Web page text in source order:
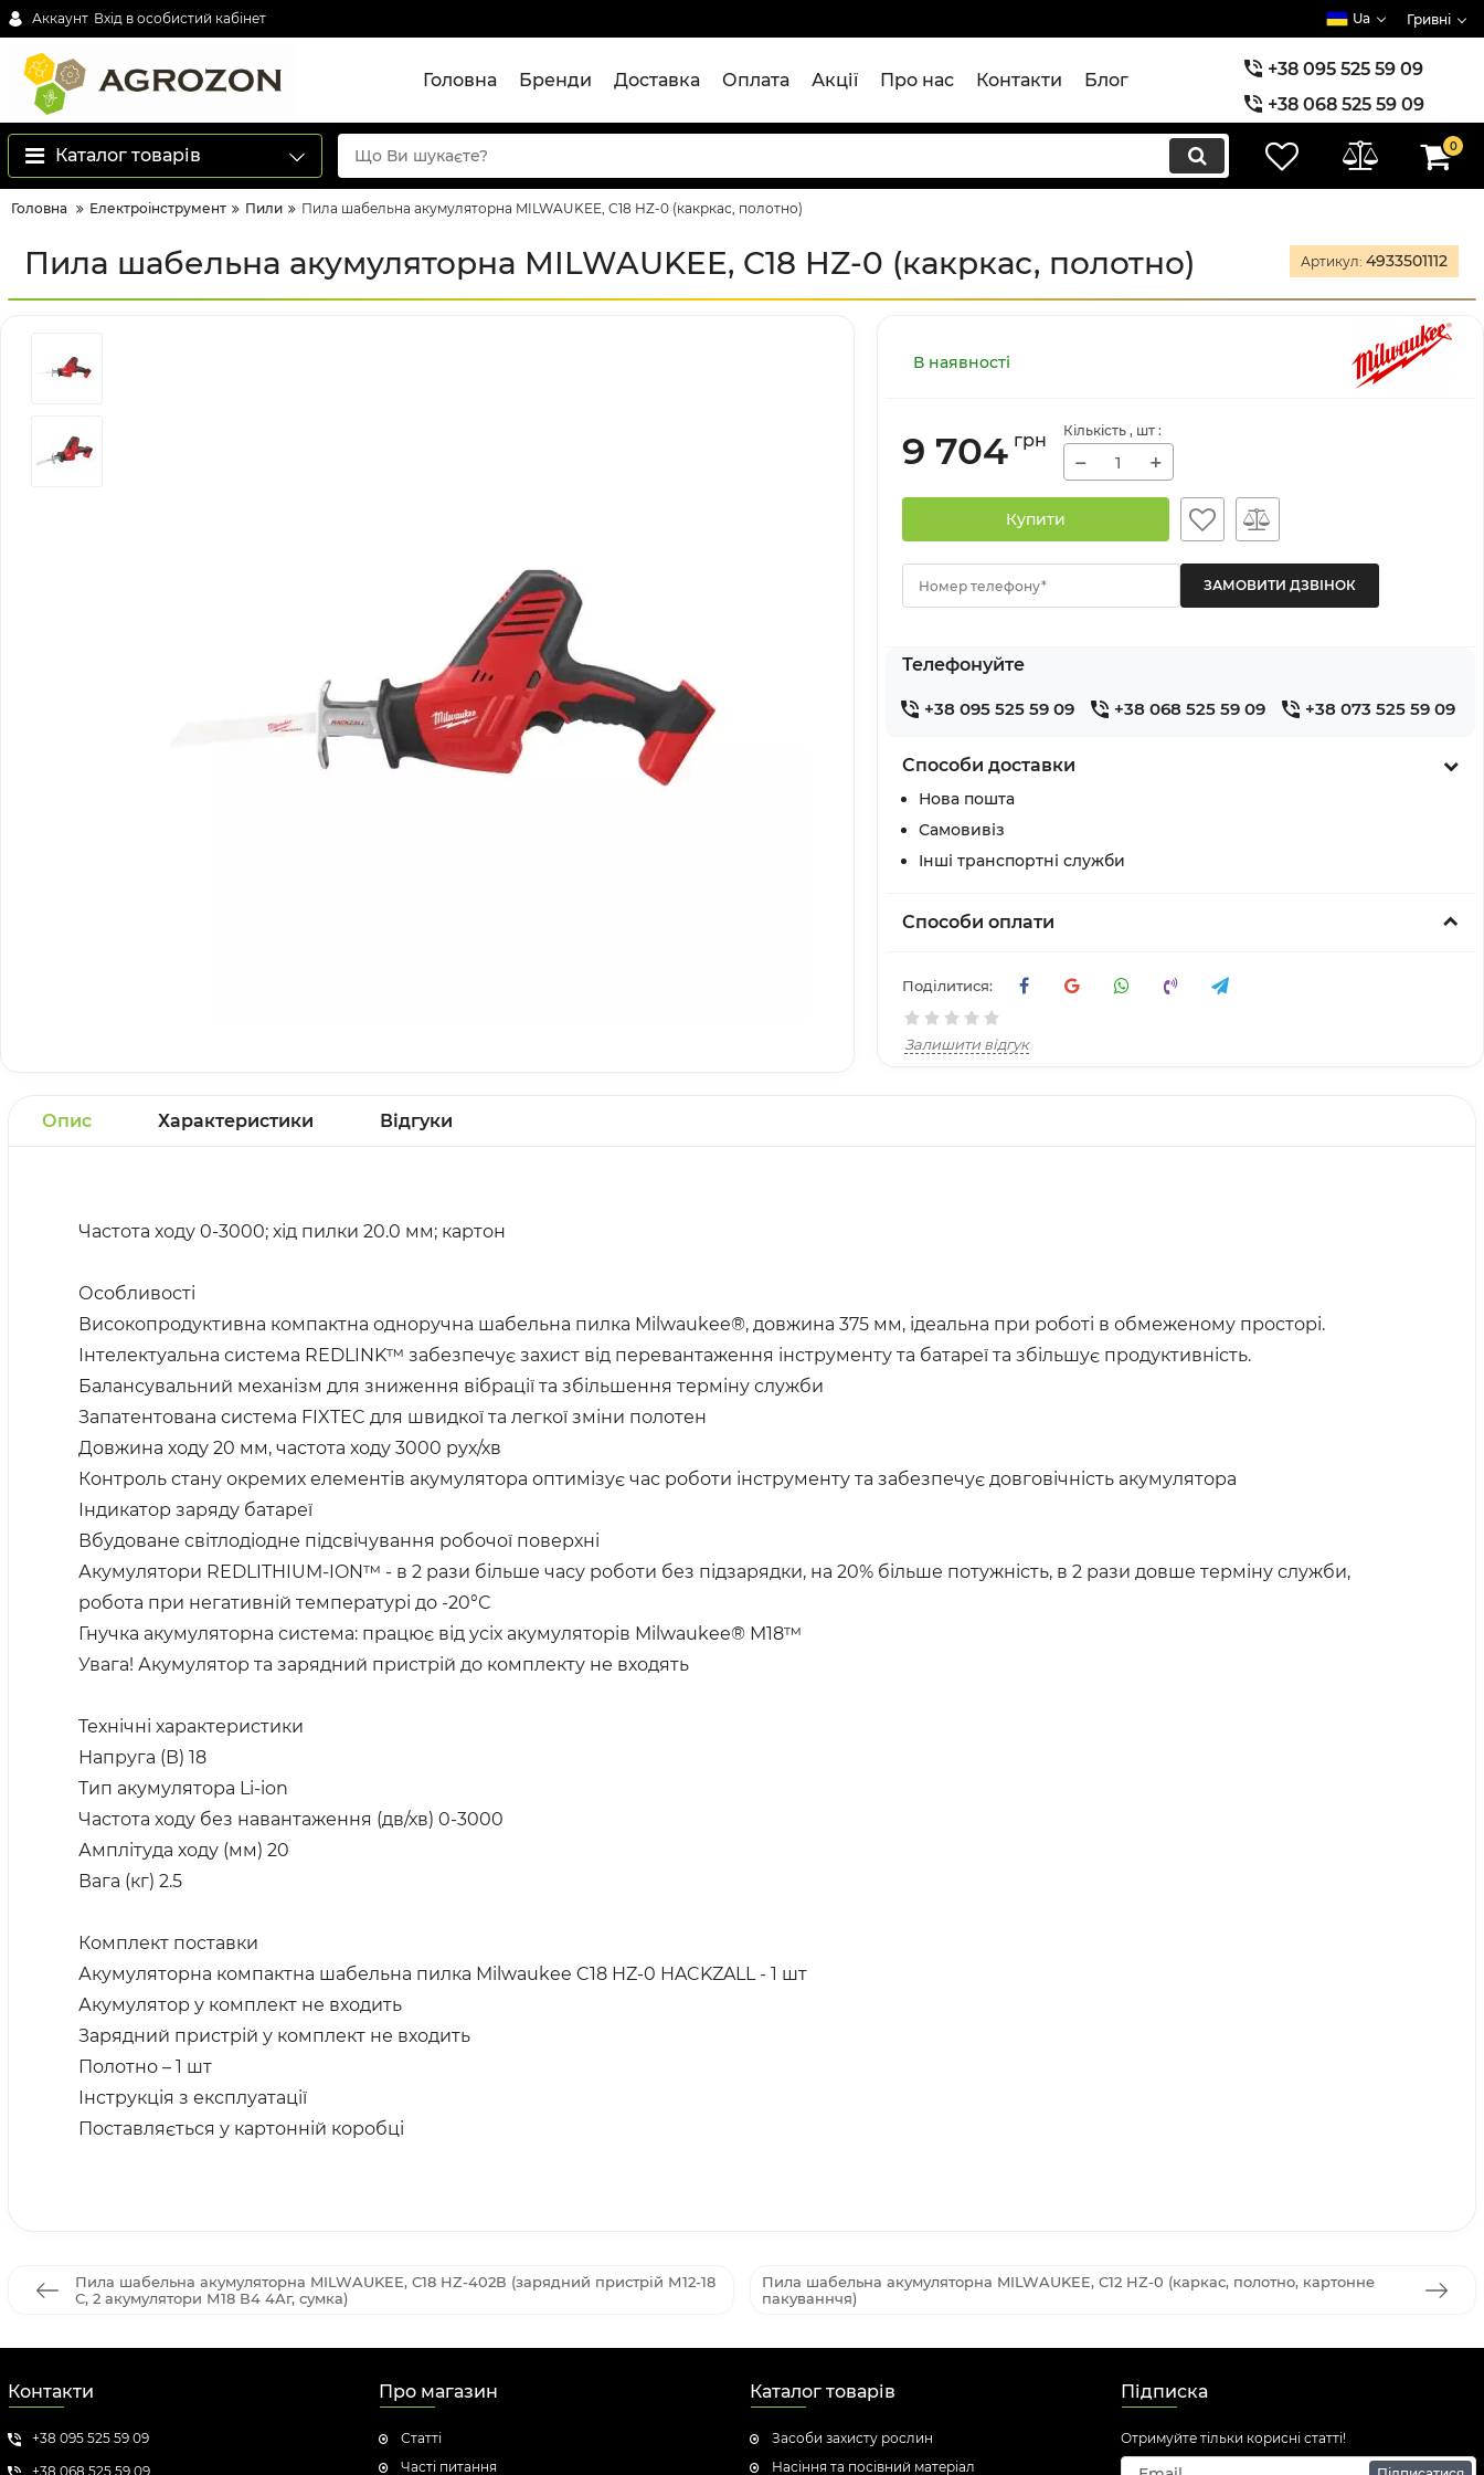
Аккаунт Вхід в особистий кабінет Ua Гривні
Головна Бренди Доставка Оплата Акції Про нас Контакти Блог
+38 095 525 59 09
+38 068 525 59 09
+38 073 525 59 09
Каталог товарів 0
Головна Електроінструмент Пили Пила шабельна акумуляторна MILWAUKEE, C18 HZ-0 (какркас, полотно)
Пила шабельна акумуляторна MILWAUKEE, C18 HZ-0 (какркас, полотно) Артикул: 4933501112
В наявності
9 704 грн Кількість , шт :
− +
Купити
Номер телефону*
Телефонуйте
+38 095 525 59 09 +38 068 525 59 09 +38 073 525 59 09
Способи доставки
Нова пошта
Самовивіз
Інші транспортні служби
Способи оплати
Поділитися:
Залишити відгук
Опис Характеристики Відгуки
Частота ходу 0-3000; хід пилки 20.0 мм; картон
Особливості
Високопродуктивна компактна одноручна шабельна пилка Milwaukee®, довжина 375 мм, ідеальна при роботі в обмеженому просторі.
Інтелектуальна система REDLINK™ забезпечує захист від перевантаження інструменту та батареї та збільшує продуктивність.
Балансувальний механізм для зниження вібрації та збільшення терміну служби
Запатентована система FIXTEC для швидкої та легкої зміни полотен
Довжина ходу 20 мм, частота ходу 3000 рух/хв
Контроль стану окремих елементів акумулятора оптимізує час роботи інструменту та забезпечує довговічність акумулятора
Індикатор заряду батареї
Вбудоване світлодіодне підсвічування робочої поверхні
Акумулятори REDLITHIUM-ION™ - в 2 рази більше часу роботи без підзарядки, на 20% більше потужність, в 2 рази довше терміну служби,
робота при негативній температурі до -20°С
Гнучка акумуляторна система: працює від усіх акумуляторів Milwaukee® M18™
Увага! Акумулятор та зарядний пристрій до комплекту не входять
Технічні характеристики
Напруга (В) 18
Тип акумулятора Li-ion
Частота ходу без навантаження (дв/хв) 0-3000
Амплітуда ходу (мм) 20
Вага (кг) 2.5
Комплект поставки
Акумуляторна компактна шабельна пилка Milwaukee C18 HZ-0 HACKZALL - 1 шт
Акумулятор у комплект не входить
Зарядний пристрій у комплект не входить
Полотно – 1 шт
Інструкція з експлуатації
Поставляється у картонній коробці
Пила шабельна акумуляторна MILWAUKEE, C18 HZ-402В (зарядний пристрій М12-18
С, 2 акумулятори М18 В4 4Аг, сумка)
Пила шабельна акумуляторна MILWAUKEE, C12 HZ-0 (каркас, полотно, картонне
пакуваннчя)
Контакти
+38 095 525 59 09
+38 068 525 59 09
Про магазин
Статті
Часті питання
Каталог товарів
Засоби захисту рослин
Насіння та посівний матеріал
Підписка
Отримуйте тільки корисні статті!